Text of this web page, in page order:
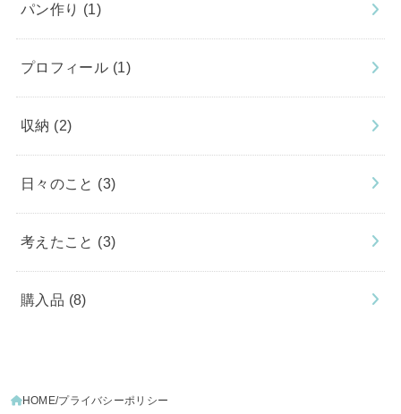
パン作り (1)
プロフィール (1)
収納 (2)
日々のこと (3)
考えたこと (3)
購入品 (8)
HOME プライバシーポリシー